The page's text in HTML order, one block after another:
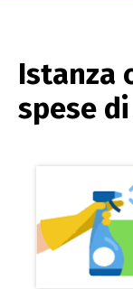
Istanza
spese